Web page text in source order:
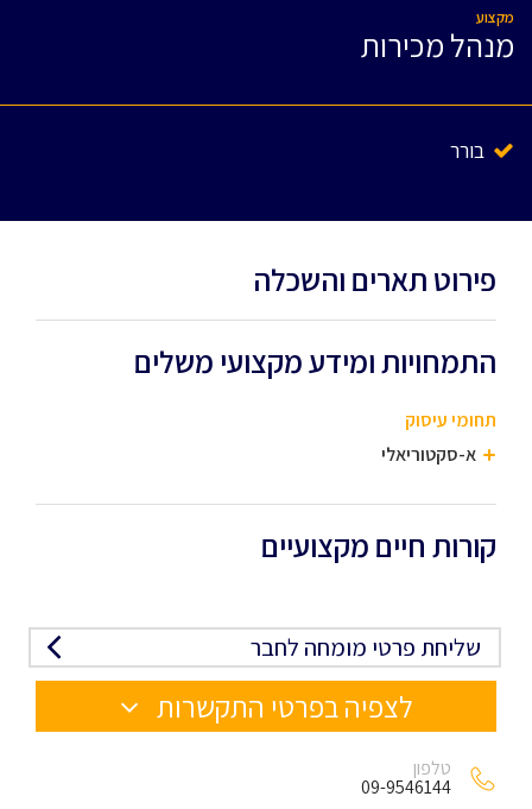
מקצוע
מנהל מכירות
בורר
פירוט תארים והשכלה
התמחויות ומידע מקצועי משלים
תחומי עיסוק
א-סקטוריאלי
קורות חיים מקצועיים
שליחת פרטי מומחה לחבר
לצפיה בפרטי התקשרות
טלפון
09-9546144